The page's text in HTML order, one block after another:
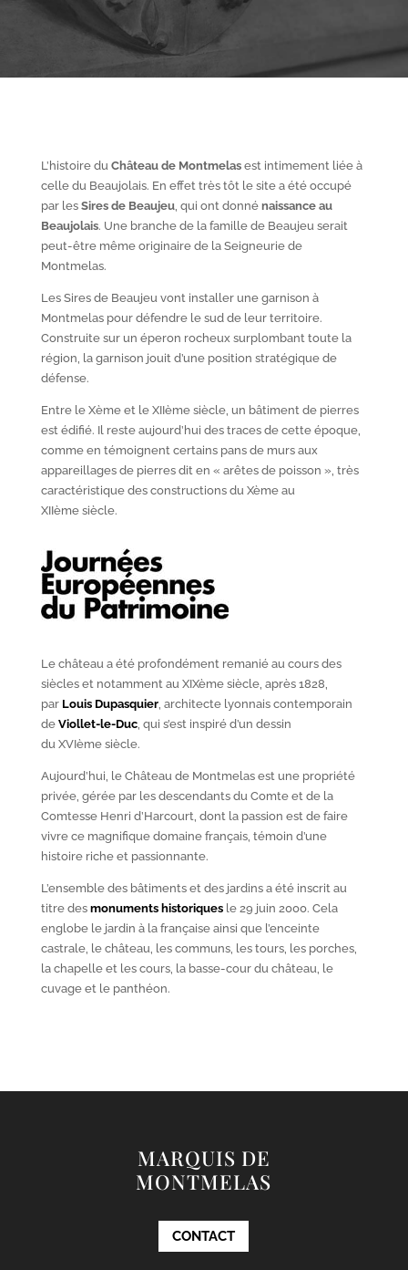
L’histoire duChâteau de Montmelasest intimement liée à
celle du Beaujolais. En effet très tôt le site a été occupé
par les Sires de Beaujeu, qui ont donné naissance au
Beaujolais. Une branche de la famille de Beaujeu serait
peut-être même originaire de la Seigneurie de
Montmelas.
Les Sires de Beaujeu vont installer une garnison à
Montmelas pour défendre le sud de leur territoire.
Construite sur un éperon rocheux surplombant toute la
région, la garnison jouit d’une position stratégique de
défense.
Entre le Xèmeet le XIIèmesiècle, un bâtiment de pierres
est édifié. Il reste aujourd’hui des traces de cette époque,
comme en témoignent certains pans de murs aux
appareillages de pierres dit en « arêtes de poisson », très
caractéristique des constructions du Xèmeau
XIIèmesiècle.
Le château a été profondément remanié au cours des
siècles et notamment au XIXèmesiècle, après 1828,
par Louis Dupasquier, architecte lyonnais contemporain
de Viollet-le-Duc, qui s’est inspiré d’un dessin
du XVIèmesiècle.
Aujourd’hui, le Château de Montmelas est une propriété
privée, gérée par les descendants du Comte et de la
Comtesse Henri d’Harcourt, dont la passion est de faire
vivre ce magnifique domaine français, témoin d’une
histoire riche et passionnante.
L’ensemble des bâtiments et des jardins a été inscrit au
titre des monuments historiquesle 29 juin 2000. Cela
englobe le jardin à la française ainsi que l’enceinte
castrale, le château, les communs, les tours, les porches,
la chapelle et les cours, la basse-cour du château, le
cuvage et le panthéon.
MARQUIS DE
MONTMELAS
CONTACT